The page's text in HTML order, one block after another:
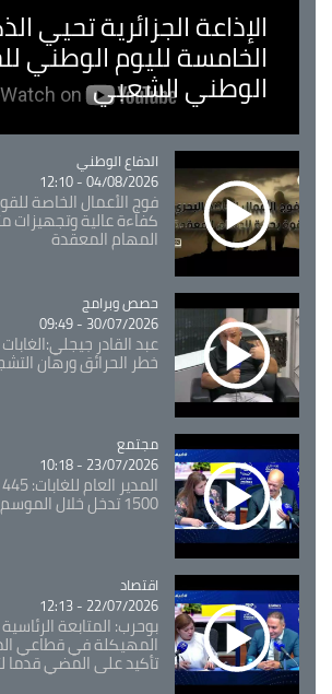
الإذاعة الجزائرية تحيي
الخامسة لليوم الوطني
الوطني الشعبي
Catégorie
الدفاع الوطني
04/08/2026 - 12:10
فوج الأعمال الخاصة
كفاءة عالية وتجهيزات
المهام المعقدة
Catégorie
حصص وبرامج
30/07/2026 - 09:49
عبد القادر جيجلي:الغابات
خطر الحرائق ورهان
Catégorie
مجتمع
23/07/2026 - 10:18
1500 تدخل خلال الموسم الحالي
Catégorie
اقتصاد
22/07/2026 - 12:13
بوحرب: المتابعة الرئاسية
المهيكلة في قطاعي
تأكيد على المضي قدما